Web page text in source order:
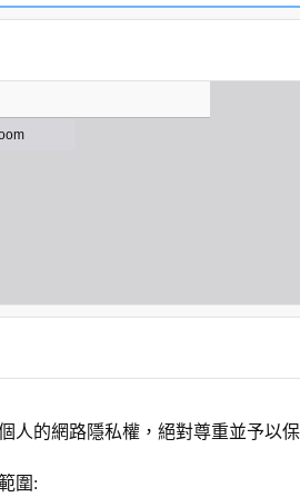
人的網路隱私權，絕對尊重並予以
圍: